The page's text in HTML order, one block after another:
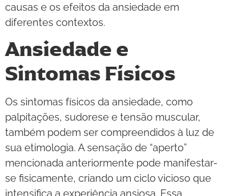
causas e os efeitos da ansiedade em
diferentes contextos.
Ansiedade e
Sintomas Físicos
Os sintomas físicos da ansiedade, como
palpitações, sudorese e tensão muscular,
também podem ser compreendidos à luz de
sua etimologia. A sensação de “aperto”
mencionada anteriormente pode manifestar-
se fisicamente, criando um ciclo vicioso que
intensifica a experiência ansiosa. Essa